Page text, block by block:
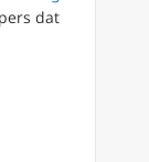
dat
lijkwade van